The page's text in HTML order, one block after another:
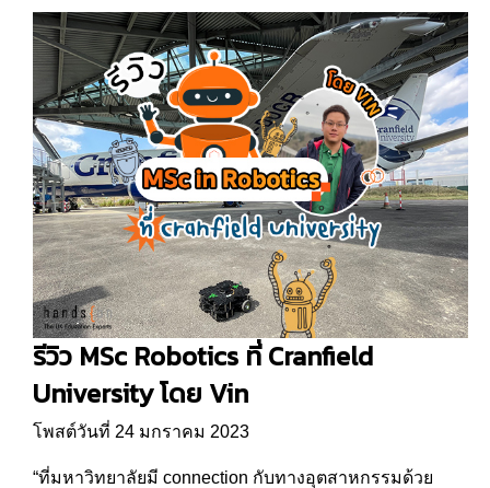
รีวิว MSc Robotics ที่ Cranfield
University โดย Vin
โพสต์วันที่ 24 มกราคม 2023
“ที่มหาวิทยาลัยมี connection กับทางอุตสาหกรรมด้วย